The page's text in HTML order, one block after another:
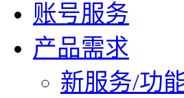
账号服务
产品需求
新服务/功